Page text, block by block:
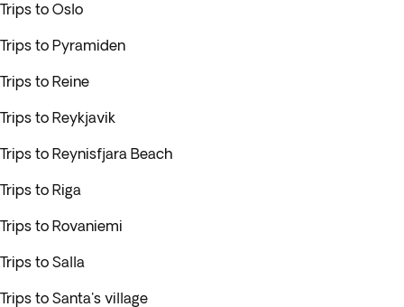
Trips to Oslo
Trips to Pyramiden
Trips to Reine
Trips to Reykjavik
Trips to Reynisfjara Beach
Trips to Riga
Trips to Rovaniemi
Trips to Salla
Trips to Santa's village